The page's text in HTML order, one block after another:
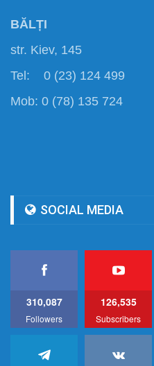
BĂLȚI
str. Kiev, 145
Tel: 0 (23) 124 499
Mob: 0 (78) 135 724
SOCIAL MEDIA
310,087
Followers
126,535
Subscribers